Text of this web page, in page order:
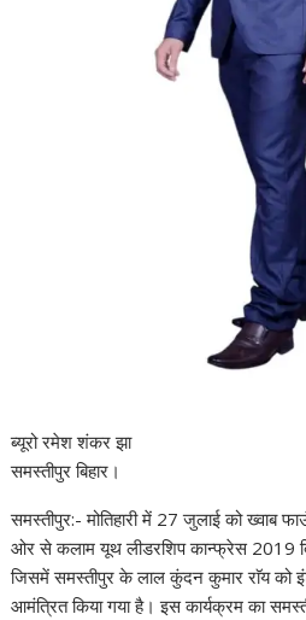
ब्यूरो रमेश शंकर झा
समस्तीपुर बिहार।
समस्तीपुर:- मोतिहारी में 27 जुलाई को ख्वाब
ओर से कलाम यूथ लीडरशिप कान्फ्रेस 2019
जिसमें समस्तीपुर के लाल कुंदन कुमार राॅय को
आमंत्रित किया गया है। इस कार्यक्रम का